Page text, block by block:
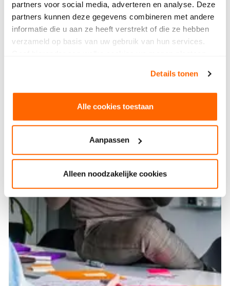
partners voor social media, adverteren en analyse. Deze
partners kunnen deze gegevens combineren met andere
informatie die u aan ze heeft verstrekt of die ze hebben
verzameld op basis van uw gebruik van hun services.
Details tonen
Alle cookies toestaan
Aanpassen
Alleen noodzakelijke cookies